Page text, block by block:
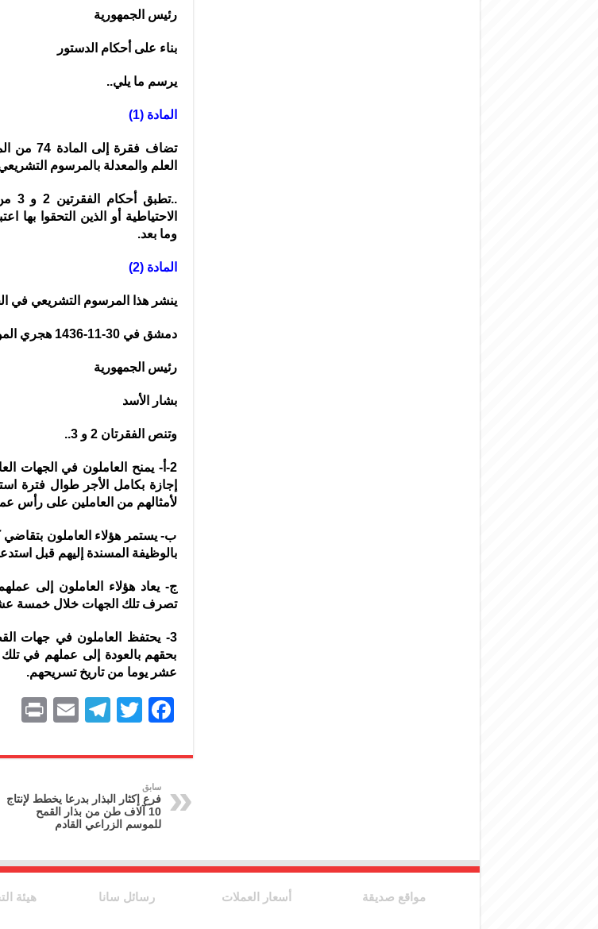
رئيس الجمهورية
بناء على أحكام الدستور
يرسم ما يلي..
المادة (1)
العلم والمعدلة بالمرسوم التشريعي رقم 33 تاريخ 3-8-2014
وما بعد.
المادة (2)
ينشر هذا المرسوم التشريعي في
دمشق في 30-11-1436 هجري الموافق لـ 13-9-2015 ميلادي.
رئيس الجمهورية
بشار الأسد
وتنص الفقرتان 2 و 3..
2-أ- يمنح العاملون في الجهات
إجازة بكامل الأجر طوال فترة
لأمثالهم من العاملين على رأس
ب- يستمر هؤلاء العاملون بتقاضي
بالوظيفة المسندة إليهم قبل
ج- يعاد هؤلاء العاملون إلى
تصرف تلك الجهات خلال خمسة
3- يحتفظ العاملون في جهات
بحقهم بالعودة إلى عملهم في
عشر يوما من تاريخ تسريحهم.
F
c
e
b
o
o
k
T
itt
er
T
e
gr
a
m
E
ai
سابق
فرع إكثار البذار بدرعا يخطط لإنتاج
10 آلاف طن من بذار القمح
للموسم الزراعي القادم
مواقع صديقة أسعار العملات رسائل سانا هيئة